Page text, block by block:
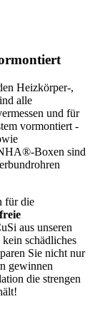
Heizkörper-,
alle
und für
vormontiert -
Boxen sind
für die
aus unseren
schädliches
Sie nicht nur
gewinnen
die strengen